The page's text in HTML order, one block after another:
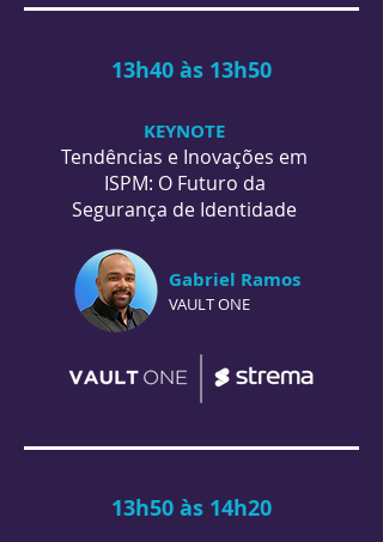
13h40 às 13h50
KEYNOTE
Tendências e Inovações em
ISPM: O Futuro da
Segurança de Identidade
Gabriel Ramos
VAULT ONE
13h50 às 14h20